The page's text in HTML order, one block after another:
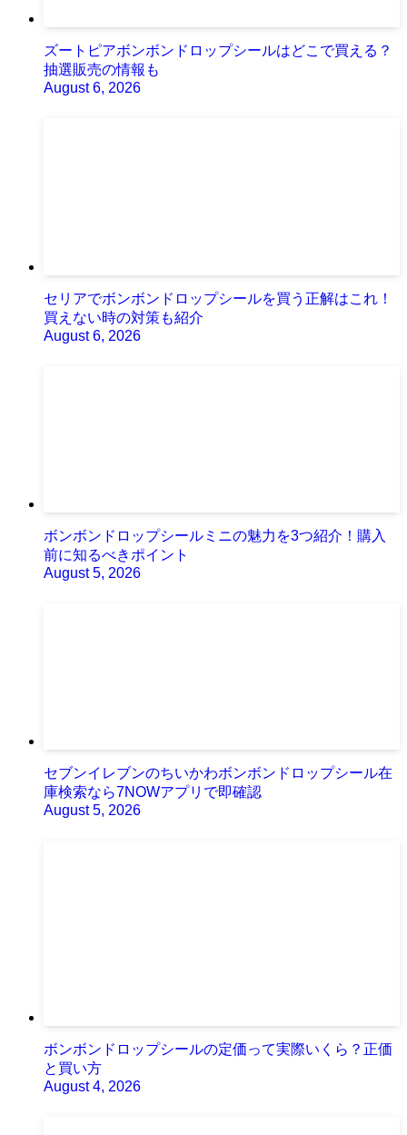
ズートピアボンボンドロップシールはどこで買える？
抽選販売の情報も
August 6, 2026
セリアでボンボンドロップシールを買う正解はこれ！
買えない時の対策も紹介
August 6, 2026
ボンボンドロップシールミニの魅力を3つ紹介！購入
前に知るべきポイント
August 5, 2026
セブンイレブンのちいかわボンボンドロップシール在
庫検索なら7NOWアプリで即確認
August 5, 2026
ボンボンドロップシールの定価って実際いくら？正価
と買い方
August 4, 2026